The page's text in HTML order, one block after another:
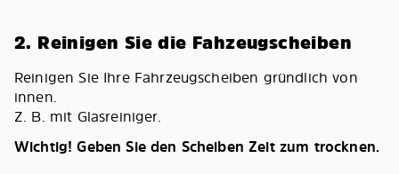
2. Reinigen Sie die Fahzeugscheiben
Reinigen Sie Ihre Fahrzeugscheiben gründlich von
innen.
Z. B. mit Glasreiniger.
Wichtig! Geben Sie den Scheiben Zeit zum trocknen.